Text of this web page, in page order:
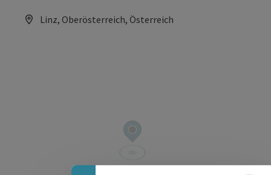
Linz, Oberösterreich, Österreich